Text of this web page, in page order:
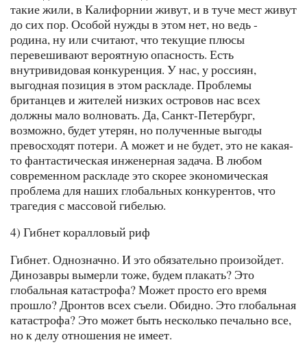
такие жили, в Калифорнии живут, и в туче мест живут
до сих пор. Особой нужды в этом нет, но ведь -
родина, ну или считают, что текущие плюсы
перевешивают вероятную опасность. Есть
внутривидовая конкуренция. У нас, у россиян,
выгодная позиция в этом раскладе. Проблемы
британцев и жителей низких островов нас всех
должны мало волновать. Да, Санкт-Петербург,
возможно, будет утерян, но полученные выгоды
превосходят потери. А может и не будет, это не какая-
то фантастическая инженерная задача. В любом
современном раскладе это скорее экономическая
проблема для наших глобальных конкурентов, что
трагедия с массовой гибелью.
4) Гибнет коралловый риф
Гибнет. Однозначно. И это обязательно произойдет.
Динозавры вымерли тоже, будем плакать? Это
глобальная катастрофа? Может просто его время
прошло? Дронтов всех съели. Обидно. Это глобальная
катастрофа? Это может быть несколько печально все,
но к делу отношения не имеет.